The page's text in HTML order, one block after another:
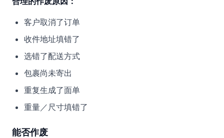
客户取消了订单
收件地址填错了
选错了配送方式
包裹尚未寄出
重复生成了面单
重量／尺寸填错了
能否作废